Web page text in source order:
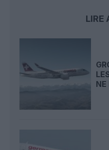
LIRE
NE